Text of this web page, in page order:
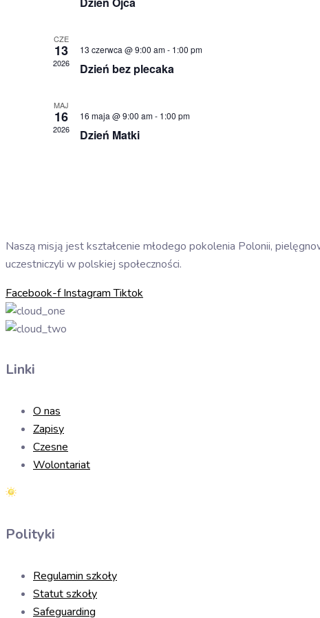
CZE
13
2026
13 czerwca @ 9:00 am- 1:00 pm
Dzień bez plecaka
MAJ
16
2026
16 maja @ 9:00 am- 1:00 pm
Dzień Matki
Naszą misją jest kształcenie młodego pokolenia Polonii,
uczestniczyli w polskiej społeczności.
Facebook-f Instagram Tiktok
Linki
O nas
Zapisy
Czesne
Wolontariat
Polityki
Regulamin szkoły
Statut szkoły
Safeguarding